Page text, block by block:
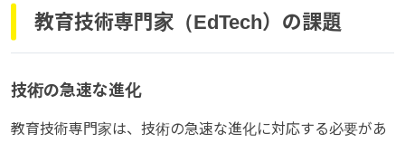
教育技術専門家（EdTech）の課題
技術の急速な進化
教育技術専門家は、技術の急速な進化に対応する必要があ